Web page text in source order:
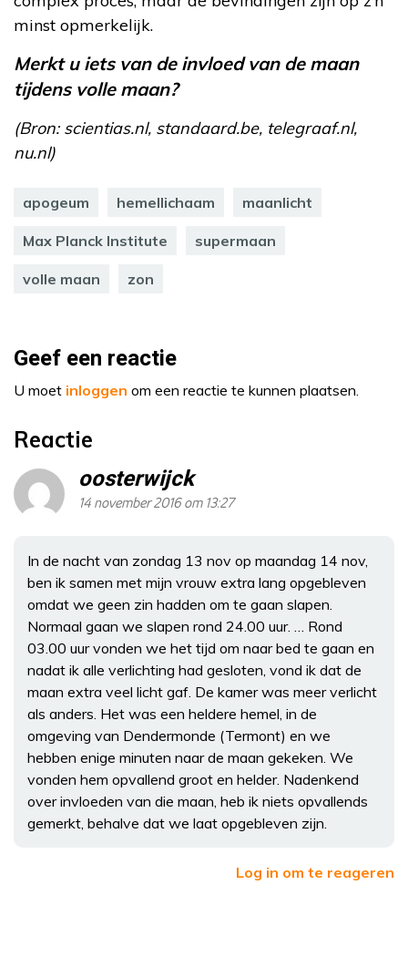
minst opmerkelijk.
Merkt u iets van de invloed van de maan
tijdens volle maan?
(Bron: scientias.nl, standaard.be, telegraaf.nl,
nu.nl)
apogeum hemellichaam maanlicht
Max Planck Institute supermaan
volle maan zon
Geef een reactie
U moet inloggen om een reactie te kunnen plaatsen.
Reactie
oosterwijck
14 november 2016 om 13:27
In de nacht van zondag 13 nov op maandag 14 nov,
ben ik samen met mijn vrouw extra lang opgebleven
omdat we geen zin hadden om te gaan slapen.
Normaal gaan we slapen rond 24.00 uur. … Rond
03.00 uur vonden we het tijd om naar bed te gaan en
nadat ik alle verlichting had gesloten, vond ik dat de
maan extra veel licht gaf. De kamer was meer verlicht
als anders. Het was een heldere hemel, in de
omgeving van Dendermonde (Termont) en we
hebben enige minuten naar de maan gekeken. We
vonden hem opvallend groot en helder. Nadenkend
over invloeden van die maan, heb ik niets opvallends
gemerkt, behalve dat we laat opgebleven zijn.
Log in om te reageren